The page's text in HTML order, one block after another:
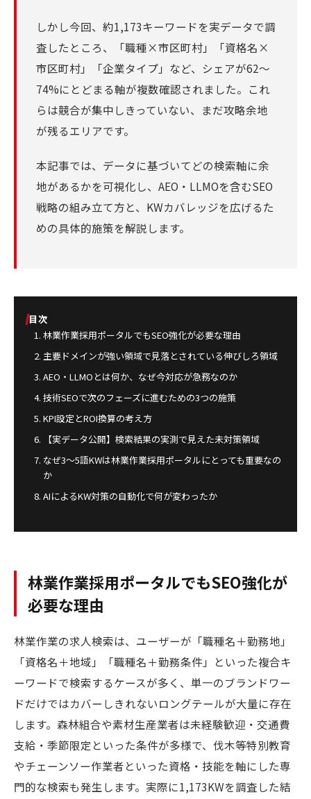
しかし今回、約1,173キーワードを実データで調
査したところ、「職種×市区町村」「資格名×
市区町村」「企業タイプ」など、シェアが62〜
74%にとどまる軸が複数確認されました。これ
らは競合が集中しきっていない、まだ攻略余地
が残るエリアです。
本記事では、データに基づいてどの検索軸に余
地があるかを可視化し、AEO・LLMOを含むSEO
戦略の組み立て方と、KWカバレッジを広げるた
めの具体的施策を解説します。
目次
林業作業採用ポータルでもSEO強化が必要な理由
主要ドメインが強い領域で見落とされている伸びしろ領域
AEO・LLMOとは何か、なぜ今対応が急務なのか
技術SEOで次のフェーズに進むための3つの施策
KPI設定とROI換算の考え方
【実データ公開】検索結果の実測で見えた未対策領域
なぜ3〜5語KWは林業作業採用ポータルにとっても重要なの
か
AIによるKW対策の自動化で何が変わったか
林業作業採用ポータルでもSEO強化が
必要な理由
林業作業の求人検索は、ユーザーが「職種名＋勤務地」
「資格名＋地域」「職種名＋勤務条件」といった複合キ
ーワードで検索するケースが多く、単一のブランドワー
ドだけではカバーしきれないロングテールが大量に存在
します。森林組合や素材生産業者は未経験歓迎・交通費
支給・季節限定といった条件が多様で、伐木等特別教育
やチェーンソー作業者といった資格・技能を軸にした専
門的な検索も発生します。実際に1,173KWを調査した結